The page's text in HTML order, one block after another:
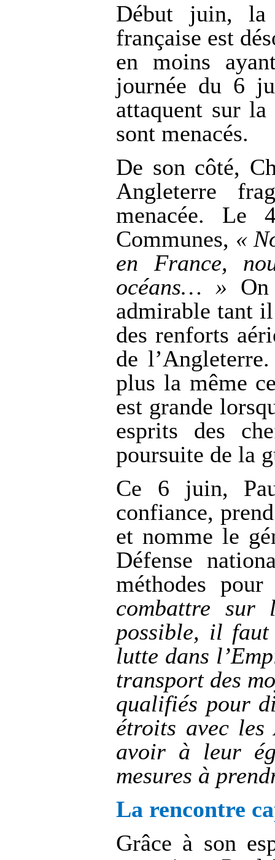
Début juin, la
française est
en moins
journée du 6
attaquent sur
sont menacés.
De son côté,
Angleterre
menacée.
Communes, «
en France,
océans… »
admirable tant
des renforts
de
plus la même
est grande
esprits des
poursuite de la
Ce 6 juin,
confiance,
et nomme le
Défense
méthodes
combattre sur
possible, il
lutte dans
transport des
qualifiés pour
étroits avec les
avoir à leur
mesures à
La rencontre
Grâce à son